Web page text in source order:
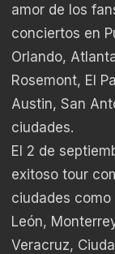
amor de los
conciertos en
Orlando,
Rosemont, El
Austin, San
ciudades.
El 2 de
exitoso tour
ciudades como
León,
Veracruz,